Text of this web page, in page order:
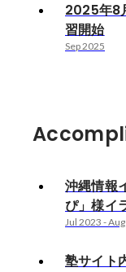
2025年8
習開始
Sep 2025
沖縄情報
ぴ」様イ
Jul 2023 -
塾サイト